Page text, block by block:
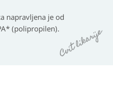
napravljena je od
(polipropilen).